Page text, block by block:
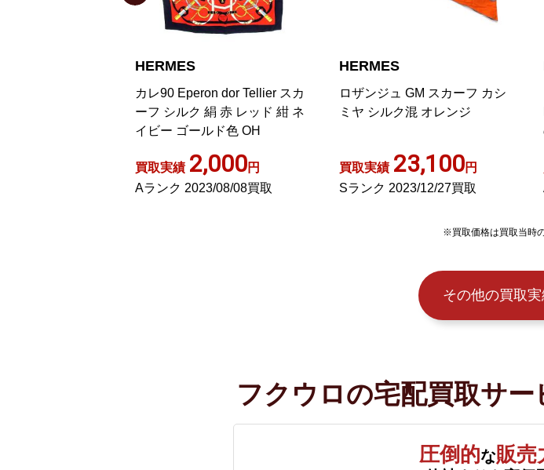
HERMES
ロザンジュ GM スカーフ カシ
ミヤ シルク混 オレンジ
買取実績 23,100
Sランク 2023/12/27買取
HERMES
カレ90 LA PROMENADE DE
LONGCHAMPS ロンシャンへ
買取実績 9,600円
ABランク 2022/01/13買取
※買取価格は買取当時
その他の買取
フクウロの宅配買取サー
圧倒的な販売